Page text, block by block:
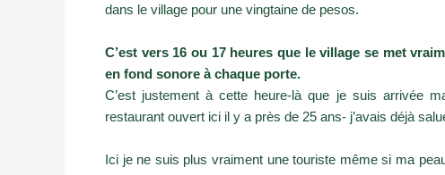
dans le village pour une vingtaine de pesos.
C’est vers 16 ou 17 heures que le village se met
en fond sonore à chaque porte.
C’est justement à cette heure-là que je suis arrivée
restaurant ouvert ici il y a près de 25 ans- j’avais déjà
Ici je ne suis plus vraiment une touriste même si ma